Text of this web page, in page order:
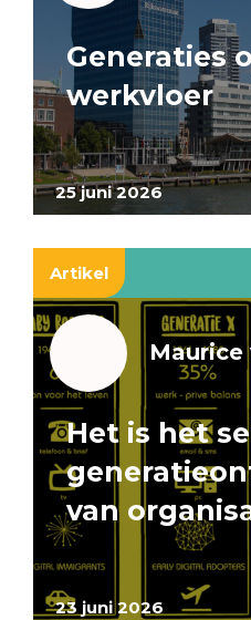
25 juni 2026
Generaties
werkvloer
Artikel
23 juni 2026
Maurice
Het is het
van